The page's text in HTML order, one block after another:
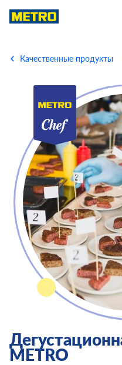
Качественные продукты
METRO